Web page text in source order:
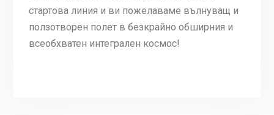
стартова линия и ви пожелаваме вълнуващ и
ползотворен полет в безкрайно обширния и
всеобхватен интегрален космос!